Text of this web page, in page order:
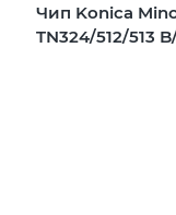
Чип Konica
TN324/512/513